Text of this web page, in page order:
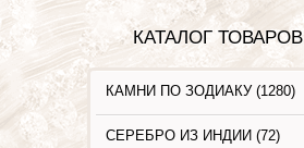
КАТАЛОГ ТОВАРОВ
КАМНИ ПО ЗОДИАКУ (1280)
СЕРЕБРО ИЗ ИНДИИ (72)